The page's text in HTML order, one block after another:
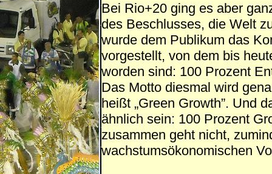
Bei Rio+20 ging es aber
des Beschlusses, die Welt
wurde dem Publikum das
vorgestellt, von dem bis
worden sind: 100 Prozent
Das Motto diesmal wird
heißt „Green Growth”. Und
ähnlich sein: 100 Prozent
zusammen geht nicht,
wachstumsökonomischen